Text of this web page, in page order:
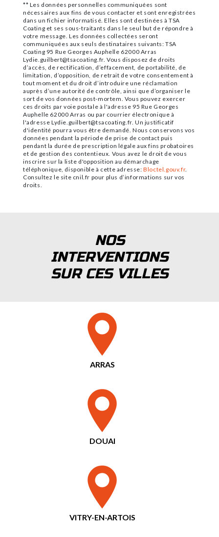
** Les données personnelles communiquées sont
nécessaires aux fins de vous contacter et sont enregistrées
dans un fichier informatisé. Elles sont destinées à TSA
Coating et ses sous-traitants dans le seul but de répondre à
votre message. Les données collectées seront
communiquées aux seuls destinataires suivants: TSA
Coating 95 Rue Georges Auphelle 62000 Arras
Lydie.guilbert@tsacoating.fr. Vous disposez de droits
d’accès, de rectification, d’effacement, de portabilité, de
limitation, d’opposition, de retrait de votre consentement à
tout moment et du droit d’introduire une réclamation
auprès d’une autorité de contrôle, ainsi que d’organiser le
sort de vos données post-mortem. Vous pouvez exercer
ces droits par voie postale à l'adresse 95 Rue Georges
Auphelle 62000 Arras ou par courrier électronique à
l'adresse Lydie.guilbert@tsacoating.fr. Un justificatif
d'identité pourra vous être demandé. Nous conservons vos
données pendant la période de prise de contact puis
pendant la durée de prescription légale aux fins probatoires
et de gestion des contentieux. Vous avez le droit de vous
inscrire sur la liste d'opposition au démarchage
téléphonique, disponible à cette adresse:Bloctel.gouv.fr.
Consultez le site cnil.fr pour plus d’informations sur vos
droits.
NOS
INTERVENTIONS
SUR CES VILLES
ARRAS
DOUAI
VITRY-EN-ARTOIS